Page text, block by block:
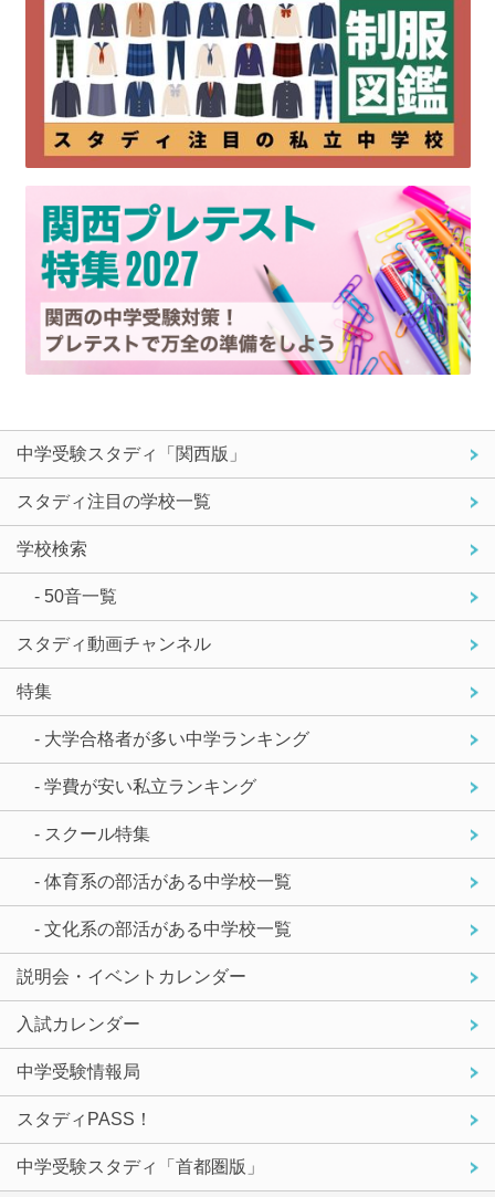
中学受験スタディ「関西版」
スタディ注目の学校一覧
学校検索
- 50音一覧
スタディ動画チャンネル
特集
- 大学合格者が多い中学ランキング
- 学費が安い私立ランキング
- スクール特集
- 体育系の部活がある中学校一覧
- 文化系の部活がある中学校一覧
説明会・イベントカレンダー
入試カレンダー
中学受験情報局
スタディPASS！
中学受験スタディ「首都圏版」